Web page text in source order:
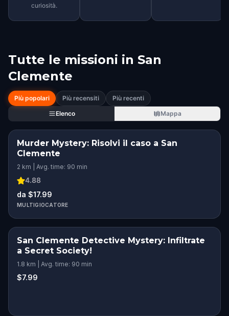
curiosità.
Tutte le missioni in San
Clemente
Più popolari Più recensiti
Più recenti
Elenco
Mappa
Murder Mystery: Risolvi il caso a San
Clemente
2 km | Avg. time: 90 min
4.88
da $17.99
MULTIGIOCATORE
San Clemente Detective Mystery: Infiltrate
a Secret Society!
1.8 km | Avg. time: 90 min
$7.99